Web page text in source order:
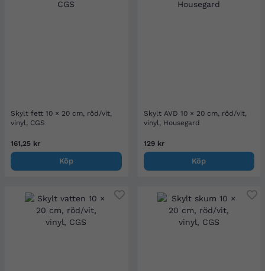
Skylt fett 10 × 20 cm, röd/vit,
vinyl, CGS
161,25 kr
Köp
Skylt AVD 10 × 20 cm, röd/vit,
vinyl, Housegard
129 kr
Köp